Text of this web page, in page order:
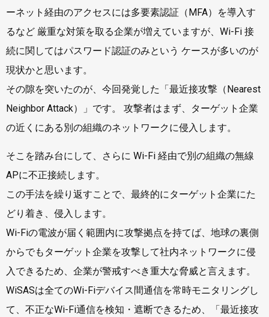
ーネット経由のアクセスには多要素認証（MFA）を導入す
るなど 厳重な対策を取る企業が増えていますが、Wi-Fi 接
続に関してはパスワード認証のみという ケースが多いのが
現状かと思います。
その隙を突いたのが、今回発覚した「最近接攻撃（Nearest
Neighbor Attack）」です。 攻撃者はまず、ターゲット企業
の近くにある別の組織のネットワークに侵入します。
そこを踏み台にして、さらに Wi-Fi 経由で別の組織の無線
APに不正接続します。
この手法を繰り返すことで、最終的にターゲット企業にた
どり着き、侵入します。
Wi-Fiの電波が届く範囲内に攻撃拠点を持てば、地球の裏側
からでもターゲット企業を攻撃して社内ネットワークに侵
入できるため、企業が警戒すべき重大な脅威と言えます。
WiSASは全てのWi-Fiデバイス間通信を常時モニタリングし
て、不正なWi-Fi通信を検知・遮断できるため、「最近接攻